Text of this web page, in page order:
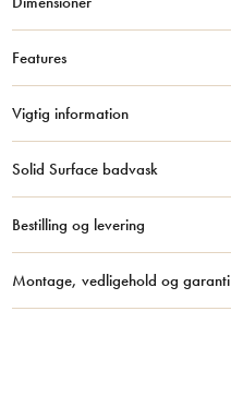
Features
Vigtig information
Solid Surface badvask
Bestilling og levering
Montage, vedligehold og garanti